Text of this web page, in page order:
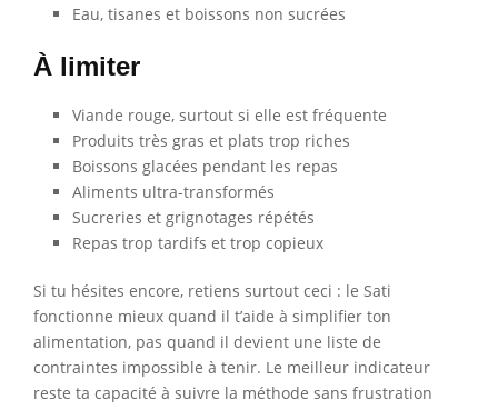
Eau, tisanes et boissons non sucrées
À limiter
Viande rouge, surtout si elle est fréquente
Produits très gras et plats trop riches
Boissons glacées pendant les repas
Aliments ultra-transformés
Sucreries et grignotages répétés
Repas trop tardifs et trop copieux
Si tu hésites encore, retiens surtout ceci : le Sati
fonctionne mieux quand il t’aide à simplifier ton
alimentation, pas quand il devient une liste de
contraintes impossible à tenir. Le meilleur indicateur
reste ta capacité à suivre la méthode sans frustration